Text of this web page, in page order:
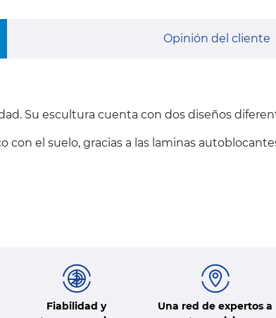
Opinión del cliente
Su escultura cuenta con dos diseños
el suelo, gracias a las laminas
Fiabilidad y
Una red de expertos a